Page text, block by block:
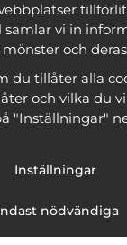
Bli medlem
2026, Marks &
samlar vi in
och
du tillåter alla
och vilka du
"Inställningar"
Inställningar
nödvändiga